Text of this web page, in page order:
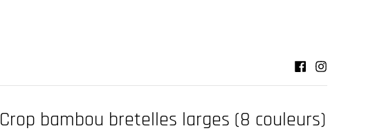
Crop bambou bretelles larges (8 couleurs)